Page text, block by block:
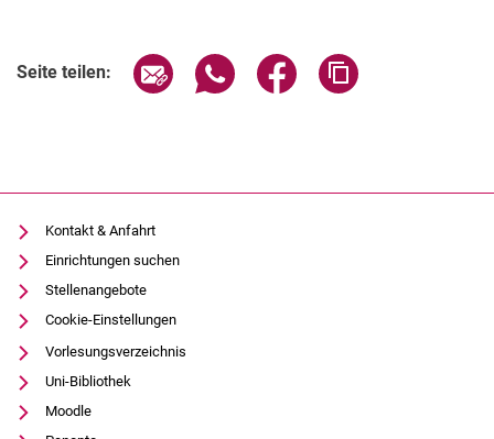
Seite teilen: Seite über E-Mail teilen
Seite über WhatsApp teilen
Seite über Facebook
Kontakt & Anfahrt
Einrichtungen suchen
Stellenangebote
Cookie-Einstellungen
Vorlesungsverzeichnis
Uni-Bibliothek
Moodle